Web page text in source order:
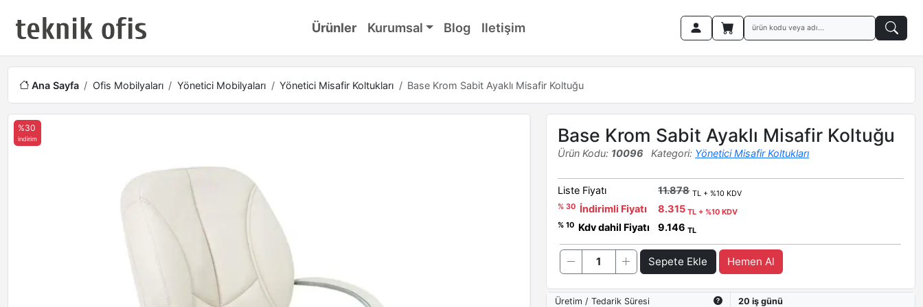
Ürünler Kurumsal Blog Iletişim
Ana Sayfa Ofis Mobilyaları Yönetici Mobilyaları Yönetici Misafir Koltukları Base Krom Sabit Ayaklı Misafir Koltuğu
%30
indirim Base Krom Sabit Ayaklı Misafir Koltuğu
Ürün Kodu: 10096 Kategori: Yönetici Misafir Koltukları
Liste Fiyatı 11.878 TL + %10 KDV
% 30 İndirimli Fiyatı 8.315TL + %10 KDV
% 10 Kdv dahil Fiyatı 9.146TL
Sepete Ekle Hemen Al
Üretim / Tedarik Süresi
20 iş günü